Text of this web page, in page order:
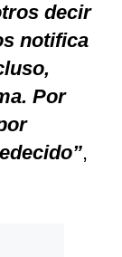
decir
notifica
Por
,